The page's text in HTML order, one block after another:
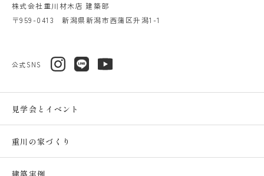
見学会とイベント
重川の家づくり
公式SNS
株式会社重川材木店 建築部
〒959-0413 新潟県新潟市西蒲区升潟1-1